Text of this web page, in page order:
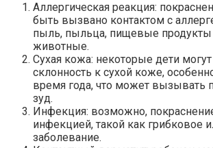
Аллергическая реакция:
быть вызвано контактом с
пыль, пыльца, пищевые
животные.
Сухая кожа: некоторые дети
склонность к сухой коже,
время года, что может вызывать
зуд.
Инфекция: возможно,
инфекцией, такой как грибковое
заболевание.